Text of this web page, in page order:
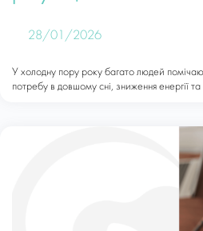
28/01/2026
У холодну пору року багато людей
потребу в довшому сні, зниження енергії